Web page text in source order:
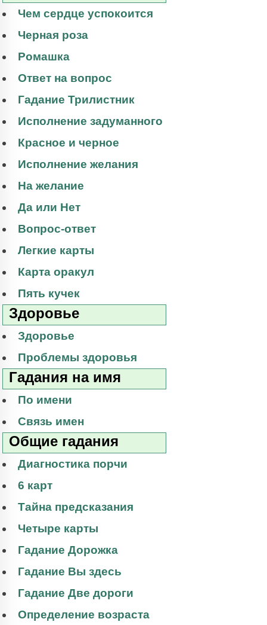
Чем сердце успокоится
Черная роза
Ромашка
Ответ на вопрос
Гадание Трилистник
Исполнение задуманного
Красное и черное
Исполнение желания
На желание
Да или Нет
Вопрос-ответ
Легкие карты
Карта оракул
Пять кучек
Здоровье
Здоровье
Проблемы здоровья
Гадания на имя
По имени
Связь имен
Общие гадания
Диагностика порчи
6 карт
Тайна предсказания
Четыре карты
Гадание Дорожка
Гадание Вы здесь
Гадание Две дороги
Определение возраста